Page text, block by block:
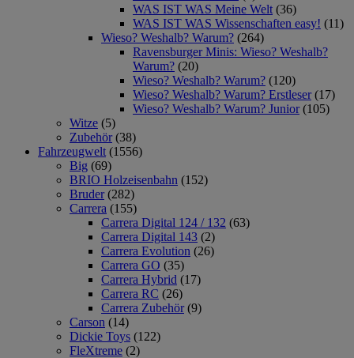
WAS IST WAS Meine Welt (36)
WAS IST WAS Wissenschaften easy! (11)
Wieso? Weshalb? Warum? (264)
Ravensburger Minis: Wieso? Weshalb?
Warum? (20)
Wieso? Weshalb? Warum? (120)
Wieso? Weshalb? Warum? Erstleser (17)
Wieso? Weshalb? Warum? Junior (105)
Witze (5)
Zubehör (38)
Fahrzeugwelt (1556)
Big (69)
BRIO Holzeisenbahn (152)
Bruder (282)
Carrera (155)
Carrera Digital 124 / 132 (63)
Carrera Digital 143 (2)
Carrera Evolution (26)
Carrera GO (35)
Carrera Hybrid (17)
Carrera RC (26)
Carrera Zubehör (9)
Carson (14)
Dickie Toys (122)
FleXtreme (2)